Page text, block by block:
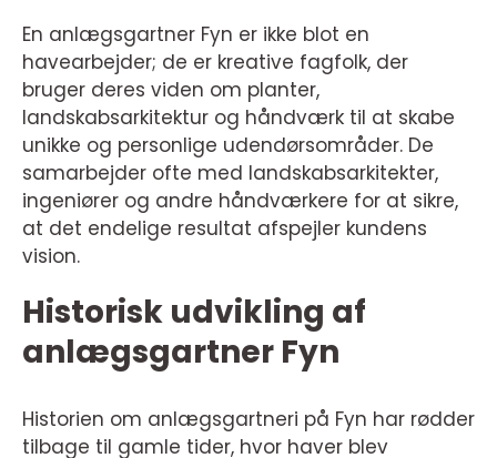
En anlægsgartner Fyn er ikke blot en
havearbejder; de er kreative fagfolk, der
bruger deres viden om planter,
landskabsarkitektur og håndværk til at skabe
unikke og personlige udendørsområder. De
samarbejder ofte med landskabsarkitekter,
ingeniører og andre håndværkere for at sikre,
at det endelige resultat afspejler kundens
vision.
Historisk udvikling af
anlægsgartner Fyn
Historien om anlægsgartneri på Fyn har rødder
tilbage til gamle tider, hvor haver blev